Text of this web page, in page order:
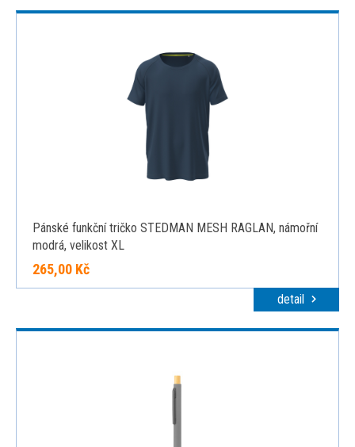
Pánské funkční tričko STEDMAN MESH RAGLAN, námořní
modrá, velikost XL
265,00 Kč
detail